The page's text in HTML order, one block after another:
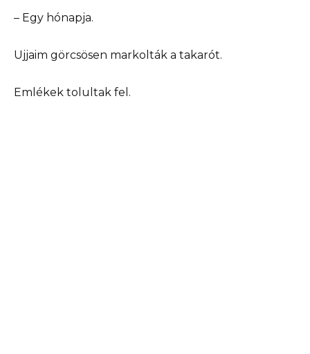
– Egy hónapja.
Ujjaim görcsösen markolták a takarót.
Emlékek tolultak fel.